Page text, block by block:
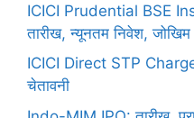
ICICI Prudential BSE
तारीख, न्यूनतम निवेश, जोखिम
ICICI Direct STP
चेतावनी